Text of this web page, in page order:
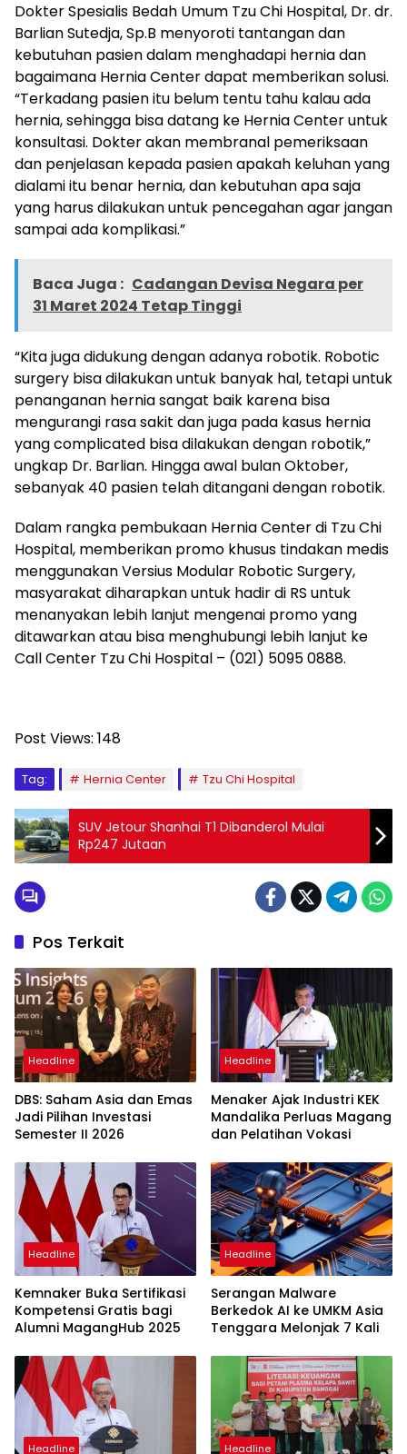
Dokter Spesialis Bedah Umum Tzu Chi Hospital, Dr. dr.
Barlian Sutedja, Sp.B menyoroti tantangan dan
kebutuhan pasien dalam menghadapi hernia dan
bagaimana Hernia Center dapat memberikan solusi.
“Terkadang pasien itu belum tentu tahu kalau ada
hernia, sehingga bisa datang ke Hernia Center untuk
konsultasi. Dokter akan membranal pemeriksaan
dan penjelasan kepada pasien apakah keluhan yang
dialami itu benar hernia, dan kebutuhan apa saja
yang harus dilakukan untuk pencegahan agar jangan
sampai ada komplikasi.”
Baca Juga : Cadangan Devisa Negara per
31 Maret 2024 Tetap Tinggi
“Kita juga didukung dengan adanya robotik. Robotic
surgery bisa dilakukan untuk banyak hal, tetapi untuk
penanganan hernia sangat baik karena bisa
mengurangi rasa sakit dan juga pada kasus hernia
yang complicated bisa dilakukan dengan robotik,”
ungkap Dr. Barlian. Hingga awal bulan Oktober,
sebanyak 40 pasien telah ditangani dengan robotik.
Dalam rangka pembukaan Hernia Center di Tzu Chi
Hospital, memberikan promo khusus tindakan medis
menggunakan Versius Modular Robotic Surgery,
masyarakat diharapkan untuk hadir di RS untuk
menanyakan lebih lanjut mengenai promo yang
ditawarkan atau bisa menghubungi lebih lanjut ke
Call Center Tzu Chi Hospital – (021) 5095 0888.
Post Views: 148
Tag: Hernia Center Tzu Chi Hospital
SUV Jetour Shanhai T1 Dibanderol Mulai
Rp247 Jutaan
Pos Terkait
Headline
DBS: Saham Asia dan Emas
Jadi Pilihan Investasi
Semester II 2026
Headline
Menaker Ajak Industri KEK
Mandalika Perluas Magang
dan Pelatihan Vokasi
Headline
Kemnaker Buka Sertifikasi
Kompetensi Gratis bagi
Alumni MagangHub 2025
Headline
Serangan Malware
Berkedok AI ke UMKM Asia
Tenggara Melonjak 7 Kali
Headline Headline